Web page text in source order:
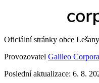
Oficiální stránky obce
Provozovatel Galileo
Poslední aktualizace: 6. 8.